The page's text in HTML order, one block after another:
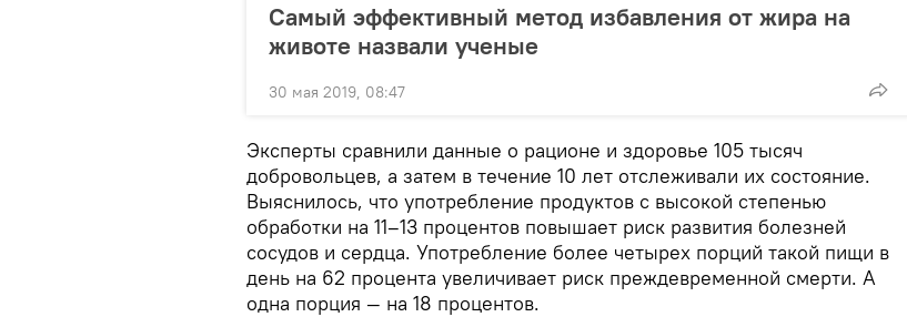
Самый эффективный метод избавления от жира на
животе назвали ученые
30 мая 2019, 08:47
Эксперты сравнили данные о рационе и здоровье 105 тысяч
добровольцев, а затем в течение 10 лет отслеживали их состояние.
Выяснилось, что употребление продуктов с высокой степенью
обработки на 11–13 процентов повышает риск развития болезней
сосудов и сердца. Употребление более четырех порций такой пищи в
день на 62 процента увеличивает риск преждевременной смерти. А
одна порция — на 18 процентов.